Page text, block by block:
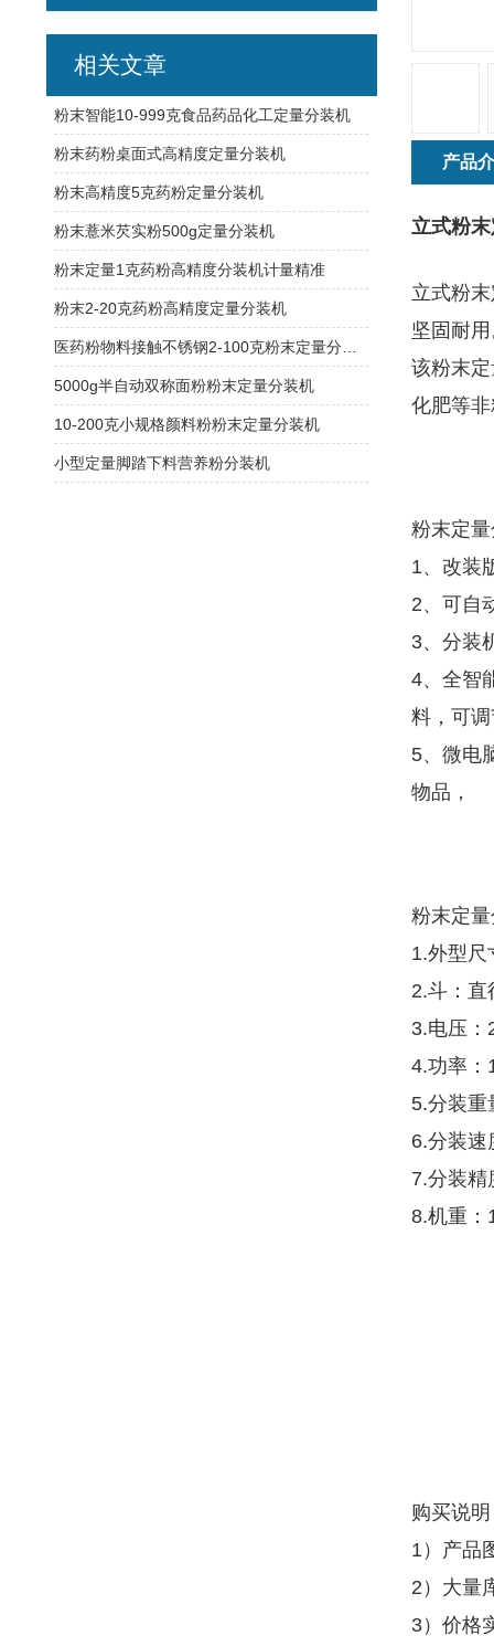
产品
立式粉
立式粉
坚固耐
该粉末
化肥等
粉末定
1、改装
2、可自
3、分装
4、全智
料，可
5、微电
物品，
粉末定
1.外型尺
2.斗：直
3.电压：
4.功率：
5.分装重
6.分装
7.分装精
8.机重：
购买说
1）产品
2）大量
3）价格
相关文章
粉末智能10-999克食品药品化工定量分装机
粉末药粉桌面式高精度定量分装机
粉末高精度5克药粉定量分装机
粉末薏米芡实粉500g定量分装机
粉末定量1克药粉高精度分装机计量精准
粉末2-20克药粉高精度定量分装机
5000g半自动双称面粉粉末定量分装机
10-200克小规格颜料粉粉末定量分装机
小型定量脚踏下料营养粉分装机